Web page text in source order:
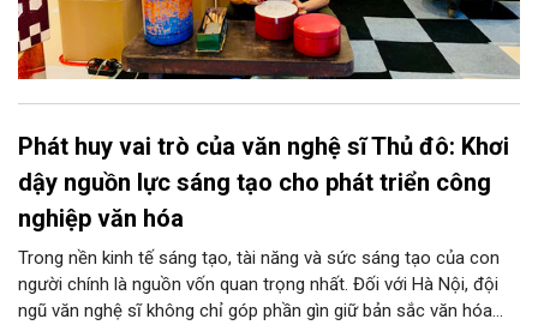
Phát huy vai trò của văn nghệ sĩ Thủ đô: Khơi
dậy nguồn lực sáng tạo cho phát triển công
nghiệp văn hóa
Trong nền kinh tế sáng tạo, tài năng và sức sáng tạo của con
người chính là nguồn vốn quan trọng nhất. Đối với Hà Nội, đội
ngũ văn nghệ sĩ không chỉ góp phần gìn giữ bản sắc văn hóa